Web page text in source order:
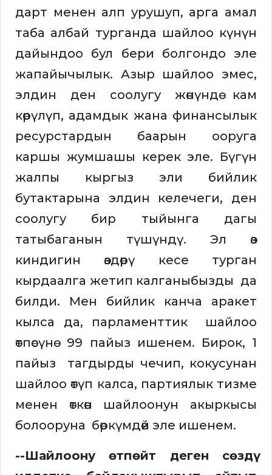
дарт менен алп урушуп, арга амал
таба албай турганда шайлоо күнүн
дайындоо бул бери болгондо эле
жапайычылык. Азыр шайлоо эмес,
элдин ден соолугу жөнүндө кам
көрүлүп, адамдык жана финансылык
ресурстардын баарын ооруга
каршы жумшашы керек эле. Бүгүн
жалпы кыргыз эли бийлик
бутактарына элдин келечеги, ден
соолугу бир тыйынга дагы
татыбаганын түшүндү. Эл өз
киндигин өздөрү кесе турган
кырдаалга жетип калганыбызды да
билди. Мен бийлик канча аракет
кылса да, парламенттик шайлоо
өтпөсүнө 99 пайыз ишенем. Бирок, 1
пайыз тагдырды чечип, кокусунан
шайлоо өтүп калса, партиялык тизме
менен өткөн шайлоонун акыркысы
болооруна бөркүмдөй эле ишенем.
--Шайлоону өтпөйт деген сөздү